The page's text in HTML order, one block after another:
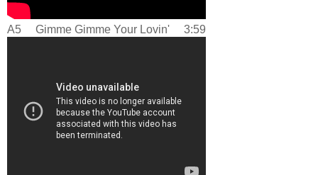
A5 Gimme Gimme Your Lovin' 3:59